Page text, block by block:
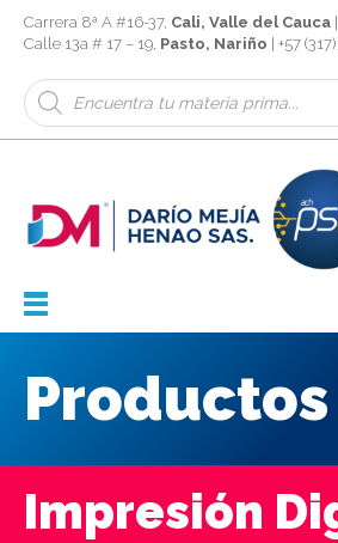
Carrera 8ª A #16-37, Cali, Valle del Cauca
Calle 13a # 17 – 19, Pasto, Nariño | +57
Búsqueda
de
productos
Productos
Impresión